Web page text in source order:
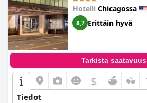
Hotelli Chicagossa
8,7 Erittäin hyvä
Tarkista saatavuus
$
Tiedot